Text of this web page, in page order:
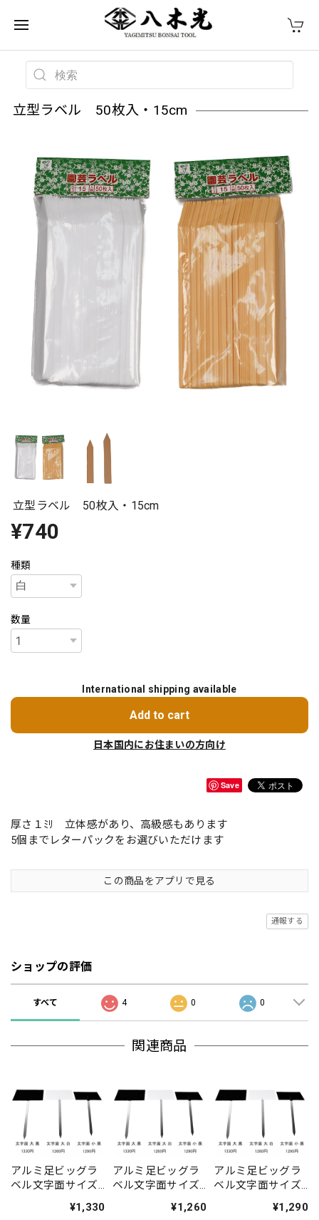
立型ラベル 50枚入・15cm
立型ラベル 50枚入・15cm
¥740
種類
数量
International shipping available
Add to cart
日本国内にお住まいの方向け
Save
厚さ１ﾐﾘ 立体感があり、高級感もあります
5個までレターパックをお選びいただけます
この商品をアプリで見る
通報する
ショップの評価
すべて 4 0 0
関連商品
アルミ足ビッグラ
ベル文字面サイズ
¥1,330
アルミ足ビッグラ
ベル文字面サイズ
¥1,260
アルミ足ビッグラ
ベル文字面サイズ
¥1,290